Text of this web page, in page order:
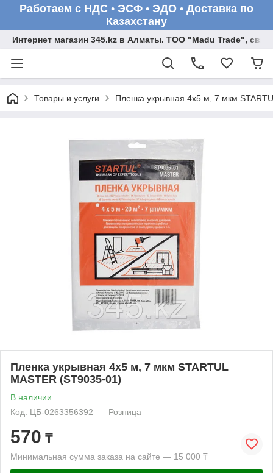
Работаем с НДС • ЭСФ • ЭДО • Доставка по
Казахстану
Интернет магазин 345.kz в Алматы. ТОО "Madu Trade",
Товары и услуги Пленка укрывная 4x5 м, 7 мкм
Пленка укрывная 4x5 м, 7 мкм STARTUL
MASTER (ST9035-01)
В наличии
Код: ЦБ-0263356392
Розница
570 ₸
Минимальная сумма заказа на сайте — 15 000 ₸